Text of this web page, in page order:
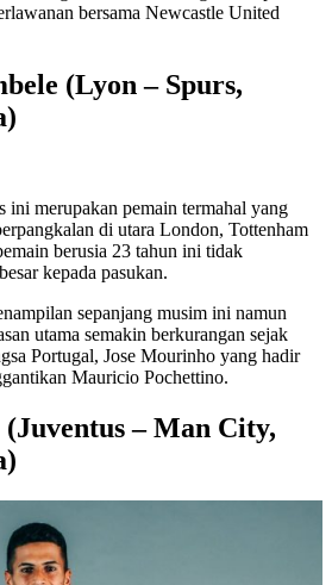
bersama Newcastle United
(Lyon – Spurs,
ini merupakan pemain termahal yang
di utara London, Tottenham
berusia 23 tahun ini tidak
kepada pasukan.
sepanjang musim ini namun
utama semakin berkurangan sejak
Portugal, Jose Mourinho yang hadir
Mauricio Pochettino.
(Juventus – Man City,